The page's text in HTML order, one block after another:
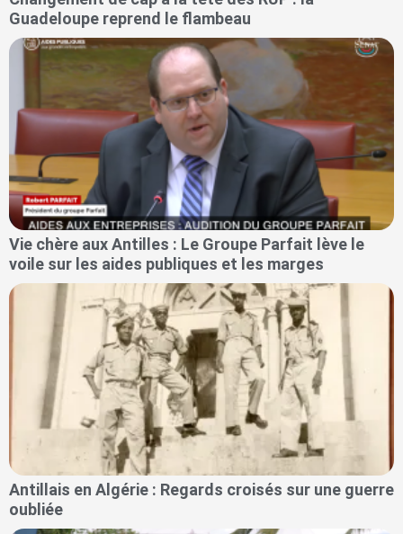
Guadeloupe reprend le flambeau
Vie chère aux Antilles : Le Groupe Parfait lève le
voile sur les aides publiques et les marges
Antillais en Algérie : Regards croisés sur une guerre
oubliée